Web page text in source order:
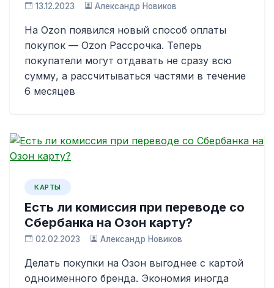
13.12.2023 Александр Новиков
На Ozon появился новый способ оплаты
покупок — Ozon Рассрочка. Теперь
покупатели могут отдавать не сразу всю
сумму, а рассчитываться частями в течение
6 месяцев
КАРТЫ
Есть ли комиссия при переводе со
Сбербанка на Озон карту?
02.02.2023 Александр Новиков
Делать покупки на Озон выгоднее с картой
одноименного бренда. Экономия иногда